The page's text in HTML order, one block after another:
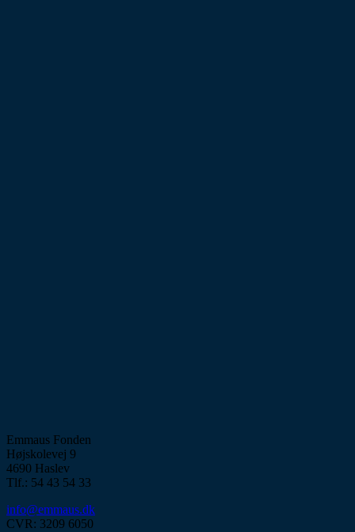
Emmaus Fonden
Højskolevej 9
4690 Haslev
Tlf.: 54 43 54 33
info@emmaus.dk
CVR: 3209 6050